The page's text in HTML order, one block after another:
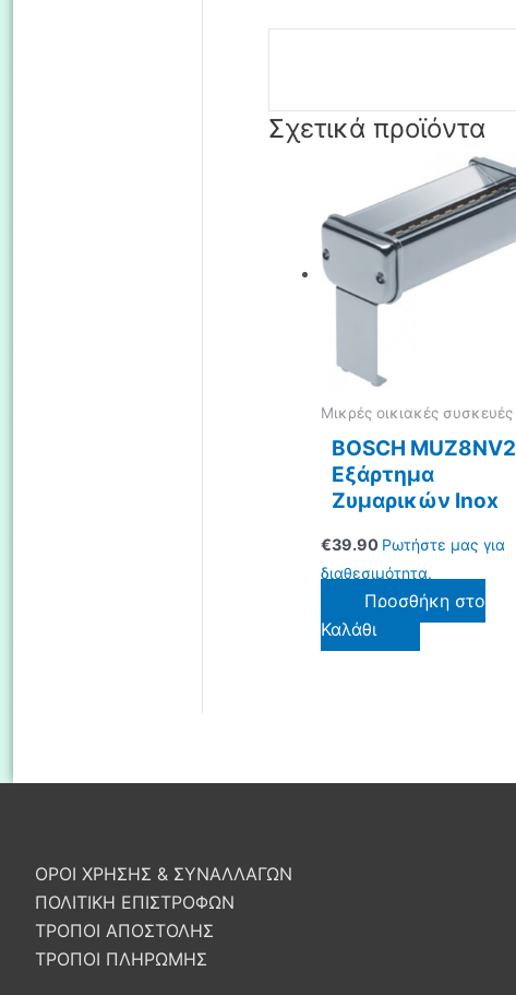
Σχετικά προϊόντα
Μικρές οικιακές συσκευές
BOSCH MUZ8NV2
Εξάρτημα
Ζυμαρικών Inox
€39.90 Ρωτήστε μας για
διαθεσιμότητα.
Προσθήκη στο
Καλάθι
ΟΡΟΙ ΧΡΗΣΗΣ & ΣΥΝΑΛΛΑΓΩΝ
ΠΟΛΙΤΙΚΗ ΕΠΙΣΤΡΟΦΩΝ
ΤΡΟΠΟΙ ΑΠΟΣΤΟΛΗΣ
ΤΡΟΠΟΙ ΠΛΗΡΩΜΗΣ